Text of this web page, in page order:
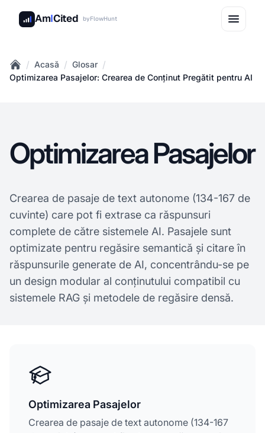
AmICited byFlowHunt
Home
/ Acasă / Glosar /
Optimizarea Pasajelor: Crearea de Conținut Pregătit pentru AI
Optimizarea Pasajelor
Crearea de pasaje de text autonome (134-167 de
cuvinte) care pot fi extrase ca răspunsuri
complete de către sistemele AI. Pasajele sunt
optimizate pentru regăsire semantică și citare în
răspunsurile generate de AI, concentrându-se pe
un design modular al conținutului compatibil cu
sistemele RAG și metodele de regăsire densă.
Optimizarea Pasajelor
Crearea de pasaje de text autonome (134-167